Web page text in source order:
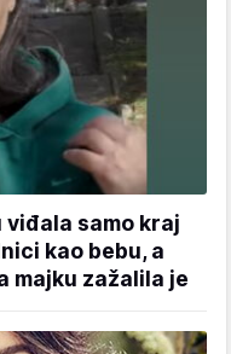
samo kraj
kao bebu, a
majku zažalila je